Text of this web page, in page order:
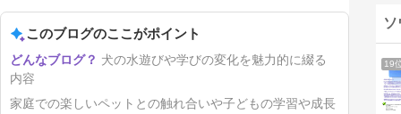
このブログのここがポイント
犬の水遊びや学びの変化を魅力的に綴る
内容
家庭での楽しいペットとの触れ合いや子どもの学習や成長
19